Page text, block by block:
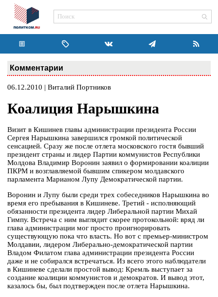
Комментарии
06.12.2010 | Виталий Портников
Коалиция Нарышкина
Визит в Кишинев главы администрации президента России
Сергея Нарышкина завершился громкой политической
сенсацией. Сразу же после отлета московского гостя бывший
президент страны и лидер Партии коммунистов Республики
Молдова Владимир Воронин заявил о формировании коалиции
ПКРМ и возглавляемой бывшим спикером молдавского
парламента Марианом Лупу Демократической партии.
Воронин и Лупу были среди трех собеседников Нарышкина во
время его пребывания в Кишиневе. Третий - исполняющий
обязанности президента лидер Либеральной партии Михай
Гимпу. Встреча с ним выглядит скорее протокольной: вряд ли
глава администрации мог просто проигнорировать
существующую пока что власть. Но вот с премьер-министром
Молдавии, лидером Либерально-демократической партии
Владом Филатом глава администрации президента России
даже и не собирался встречаться. Из всего этого наблюдатели
в Кишиневе сделали простой вывод: Кремль выступает за
создание коалиции коммунистов и демократов. И вывод этот,
казалось бы, был подтвержден после отлета Нарышкина.